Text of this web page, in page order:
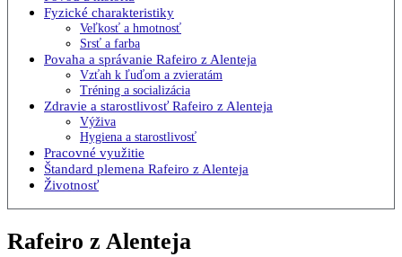
Fyzické charakteristiky
Veľkosť a hmotnosť
Srsť a farba
Povaha a správanie Rafeiro z Alenteja
Vzťah k ľuďom a zvieratám
Tréning a socializácia
Zdravie a starostlivosť Rafeiro z Alenteja
Výživa
Hygiena a starostlivosť
Pracovné využitie
Štandard plemena Rafeiro z Alenteja
Životnosť
Rafeiro z Alenteja